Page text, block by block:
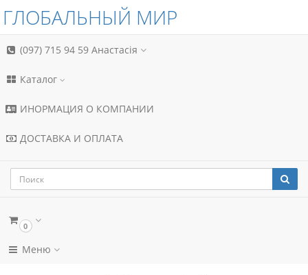
ГЛОБАЛЬНЫЙ МИР
(097) 715 94 59 Анастасія
Каталог
ИНОРМАЦИЯ О КОМПАНИИ
ДОСТАВКА И ОПЛАТА
0
Меню